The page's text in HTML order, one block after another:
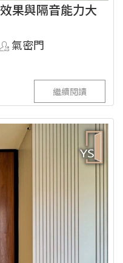
果與隔音能力大
氣密門
繼續閱讀